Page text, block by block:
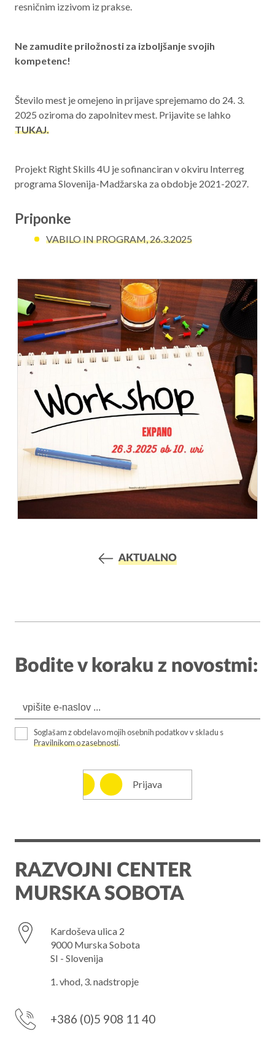
resničnim izzivom iz prakse.
Ne zamudite priložnosti za izboljšanje svojih
kompetenc!
Število mest je omejeno in prijave sprejemamo do 24. 3.
2025 oziroma do zapolnitev mest. Prijavite se lahko
TUKAJ.
Projekt Right Skills 4U je sofinanciran v okviru Interreg
programa Slovenija-Madžarska za obdobje 2021-2027.
Priponke
VABILO IN PROGRAM, 26.3.2025
AKTUALNO
Bodite v koraku z novostmi:
Soglašam z obdelavo mojih osebnih podatkov v skladu s
Pravilnikom o zasebnosti.
Prijava
RAZVOJNI CENTER
MURSKA SOBOTA
Kardoševa ulica 2
9000 Murska Sobota
SI - Slovenija
1. vhod, 3. nadstropje
+386 (0)5 908 11 40